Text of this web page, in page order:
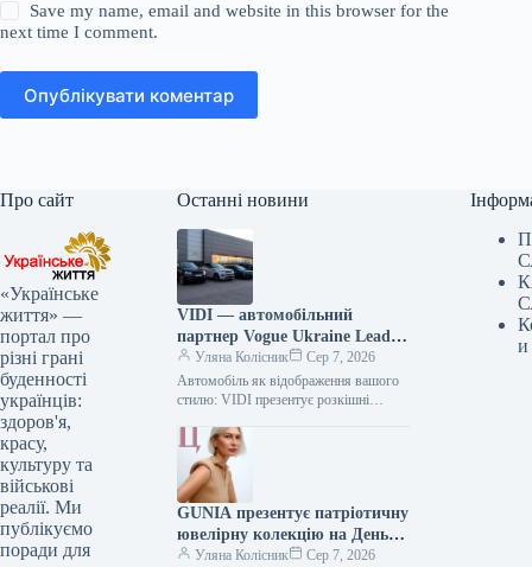
Save my name, email and website in this browser for the
next time I comment.
Опублікувати коментар
Про сайт
«Українське
життя» —
портал про
різні грані
буденності
українців:
здоров'я,
красу,
культуру та
військові
реалії. Ми
публікуємо
поради для
Останні новини
VIDI — автомобільний
партнер Vogue Ukraine Leaders
Gala: які авто презентують
гостям
Уляна Колісник
Сер 7, 2026
Автомобіль як відображення вашого
стилю: VIDI презентує розкішні
Сучасний автомобіль — це вже…
GUNIA презентує патріотичну
ювелірну колекцію на День
Незалежності
Уляна Колісник Сер 7, 2026
и